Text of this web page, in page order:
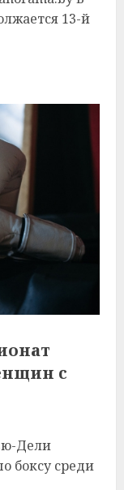
13-й
с
Дели
боксу среди